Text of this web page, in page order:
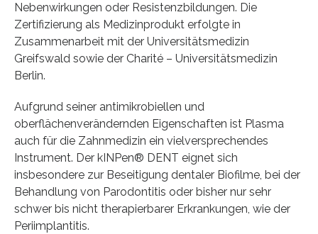
Nebenwirkungen oder Resistenzbildungen. Die
Zertifizierung als Medizinprodukt erfolgte in
Zusammenarbeit mit der Universitätsmedizin
Greifswald sowie der Charité – Universitätsmedizin
Berlin.
Aufgrund seiner antimikrobiellen und
oberflächenverändernden Eigenschaften ist Plasma
auch für die Zahnmedizin ein vielversprechendes
Instrument. Der kINPen® DENT eignet sich
insbesondere zur Beseitigung dentaler Biofilme, bei der
Behandlung von Parodontitis oder bisher nur sehr
schwer bis nicht therapierbarer Erkrankungen, wie der
Periimplantitis.